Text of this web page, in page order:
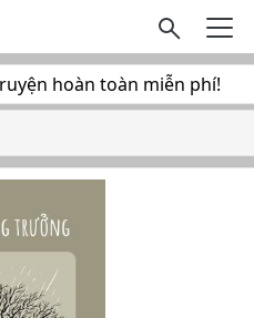
hoàn toàn miễn phí!